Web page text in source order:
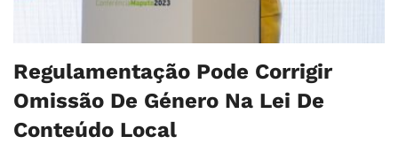
Regulamentação Pode Corrigir
Omissão De Género Na Lei De
Conteúdo Local